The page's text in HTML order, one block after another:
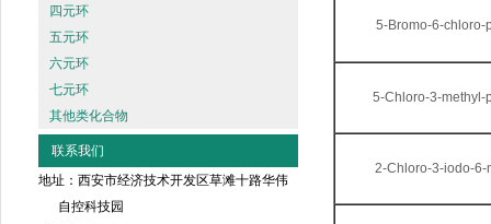
四元环
五元环
六元环
七元环
其他类化合物
联系我们
地址：西安市经济技术开发区草滩十路华伟
自控科技园
5-Bromo-6-chloro-
5-Chloro-3-methyl-
2-Chloro-3-iodo-6-